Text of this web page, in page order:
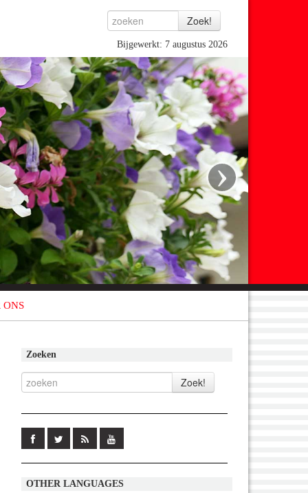
Bijgewerkt: 7 augustus 2026
›
ONS
Zoeken
OTHER LANGUAGES